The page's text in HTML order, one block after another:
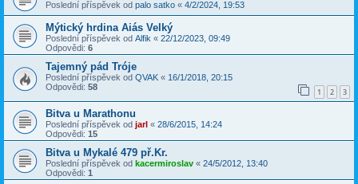
Poslední příspěvek od palo satko « 4/2/2024, 19:53
Mýtický hrdina Aiás Velký
Poslední příspěvek od Alfik « 22/12/2023, 09:49
Odpovědi: 6
Tajemný pád Tróje
Poslední příspěvek od QVAK « 16/1/2018, 20:15
Odpovědi: 58 1 2 3
Bitva u Marathonu
Poslední příspěvek od jarl « 28/6/2015, 14:24
Odpovědi: 15
Bitva u Mykalé 479 př.Kr.
Poslední příspěvek od kacermiroslav « 24/5/2012, 13:40
Odpovědi: 1